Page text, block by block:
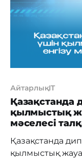
80,4%-ға жетті.
кадрларды
АйтарлықIT
Қазақстанда
қылмыстық
мәселесі
Қазақстанда
қылмыстық